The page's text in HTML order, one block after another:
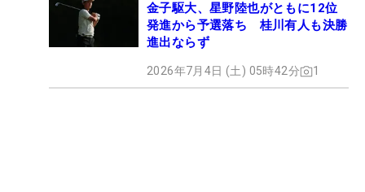
金子駆大、星野陸也がともに12位
発進から予選落ち 桂川有人も決勝
進出ならず
2026年7月4日 (土) 05時42分 1